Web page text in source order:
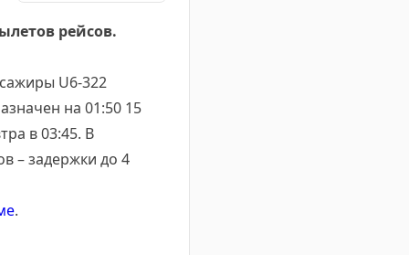
рейсов.
U6-322
на 01:50 15
в 03:45. В
– задержки до 4
.